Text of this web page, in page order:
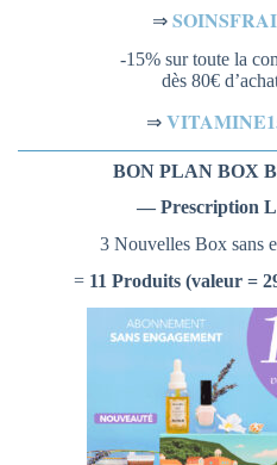
⇒
-15% sur toute la
dès 80€
⇒
BON PLAN BOX
— Prescription
3 Nouvelles Box sans
= 11 Produits (valeur =